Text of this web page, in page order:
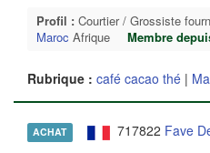
Profil : Courtier / Grossiste
Maroc Afrique Membre
Rubrique : café cacao thé |
ACHAT 717822 Fave